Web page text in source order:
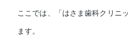
ここでは、「はさま歯科クリニ
ます。